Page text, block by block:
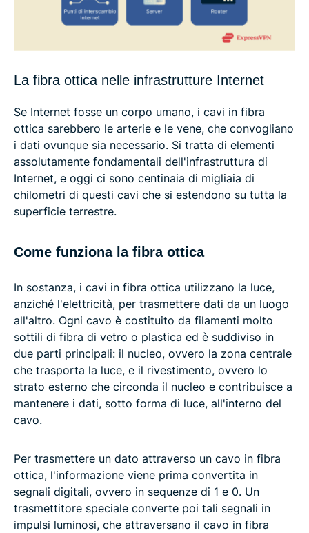
La fibra ottica nelle infrastrutture Internet
Se Internet fosse un corpo umano, i cavi in fibra
ottica sarebbero le arterie e le vene, che convogliano
i dati ovunque sia necessario. Si tratta di elementi
assolutamente fondamentali dell'infrastruttura di
Internet, e oggi ci sono centinaia di migliaia di
chilometri di questi cavi che si estendono su tutta la
superficie terrestre.
Come funziona la fibra ottica
In sostanza, i cavi in fibra ottica utilizzano la luce,
anziché l'elettricità, per trasmettere dati da un luogo
all'altro. Ogni cavo è costituito da filamenti molto
sottili di fibra di vetro o plastica ed è suddiviso in
due parti principali: il nucleo, ovvero la zona centrale
che trasporta la luce, e il rivestimento, ovvero lo
strato esterno che circonda il nucleo e contribuisce a
mantenere i dati, sotto forma di luce, all'interno del
cavo.
Per trasmettere un dato attraverso un cavo in fibra
ottica, l'informazione viene prima convertita in
segnali digitali, ovvero in sequenze di 1 e 0. Un
trasmettitore speciale converte poi tali segnali in
impulsi luminosi, che attraversano il cavo in fibra